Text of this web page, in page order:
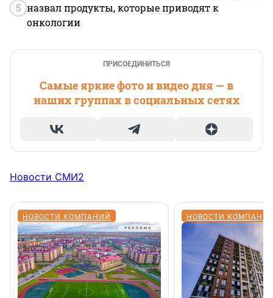
5 назвал продукты, которые приводят к
онкологии
ПРИСОЕДИНИТЬСЯ
Самые яркие фото и видео дня — в
наших группах в социальных сетях
Новости СМИ2
НОВОСТИ КОМПАНИЙ НОВОСТИ